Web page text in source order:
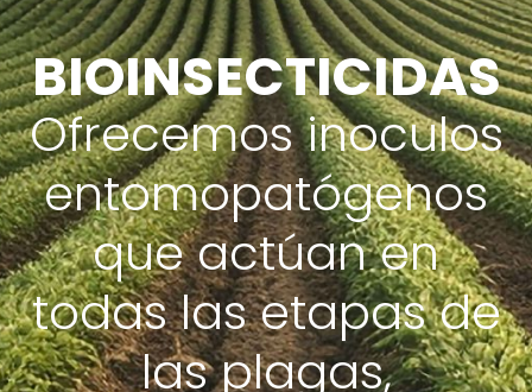
BIOINSECTICIDAS
Ofrecemos inoculos
entomopatógenos
que actúan en
todas las etapas de
las plagas,